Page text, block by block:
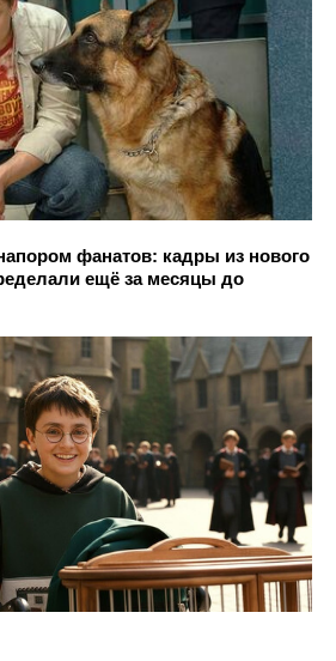
фанатов: кадры из нового
ещё за месяцы до